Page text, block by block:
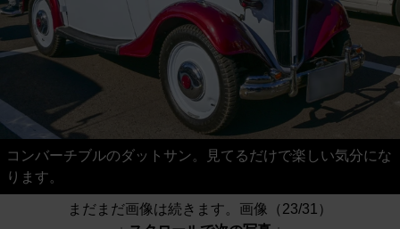
コンバーチブルのダットサン。見てるだけで楽しい気分にな
ります。
まだまだ画像は続きます。画像（23/31）